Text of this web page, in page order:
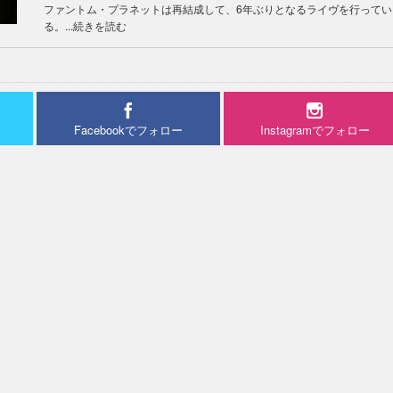
ファントム・プラネットは再結成して、6年ぶりとなるライヴを行ってい
る。...続きを読む
Facebookでフォロー Instagramでフォロー